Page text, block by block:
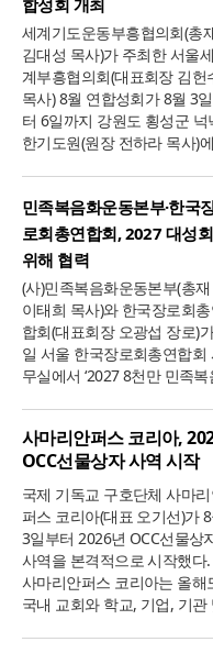
합성회 개최
세계기도운동부흥협의회(총
김대성 목사)가 주최한 서울세
계부흥협의회(대표회장 김헌
목사) 8월 연합성회가 8월 3
터 6일까지 강원도 횡성군 넉
한기도원(원장 전하라 목사)
민족복음화운동본부·한국
로회총연합회, 2027 대성회
위해 협력
(사)민족복음화운동본부(총재
이태희 목사)와 한국장로회총
합회(대표회장 오광섭 장로)
일 서울 한국장로회총연합회
무실에서 ‘2027 8천만 민족
사마리안퍼스 코리아,
OCC선물상자 사역 시작
국제 기독교 구호단체 사마
퍼스 코리아(대표 오기선)가
3일부터 2026년 OCC선물상
사역을 본격적으로 시작했다.
사마리안퍼스 코리아는 올해
국내 교회와 학교, 기업, 기관